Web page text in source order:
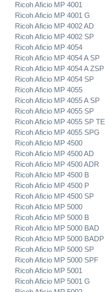
Ricoh Aficio MP 4001
Ricoh Aficio MP 4001 G
Ricoh Aficio MP 4002 AD
Ricoh Aficio MP 4002 SP
Ricoh Aficio MP 4054
Ricoh Aficio MP 4054 A SP
Ricoh Aficio MP 4054 A ZSP
Ricoh Aficio MP 4054 SP
Ricoh Aficio MP 4055
Ricoh Aficio MP 4055 A SP
Ricoh Aficio MP 4055 SP
Ricoh Aficio MP 4055 SP TE
Ricoh Aficio MP 4055 SPG
Ricoh Aficio MP 4500
Ricoh Aficio MP 4500 AD
Ricoh Aficio MP 4500 ADR
Ricoh Aficio MP 4500 B
Ricoh Aficio MP 4500 P
Ricoh Aficio MP 4500 SP
Ricoh Aficio MP 5000
Ricoh Aficio MP 5000 B
Ricoh Aficio MP 5000 BAD
Ricoh Aficio MP 5000 BADP
Ricoh Aficio MP 5000 SP
Ricoh Aficio MP 5000 SPF
Ricoh Aficio MP 5001
Ricoh Aficio MP 5001 G